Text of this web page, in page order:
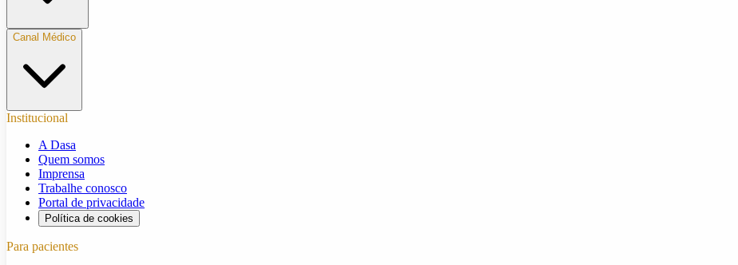
Canal Médico
Institucional
A Dasa
Quem somos
Imprensa
Trabalhe conosco
Portal de privacidade
Política de cookies
Para pacientes